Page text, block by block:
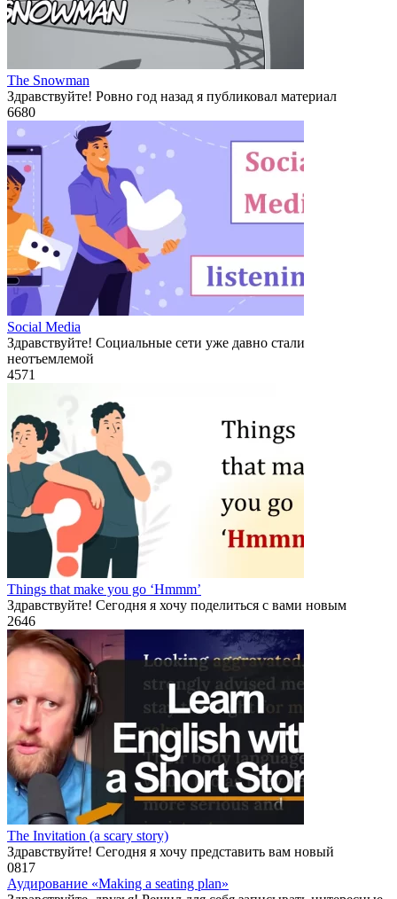
The Snowman
Здравствуйте! Ровно год назад я публиковал материал
6680
Social Media
Здравствуйте! Социальные сети уже давно стали
неотъемлемой
4571
Things that make you go ‘Hmmm’
Здравствуйте! Сегодня я хочу поделиться с вами новым
2646
The Invitation (a scary story)
Здравствуйте! Сегодня я хочу представить вам новый
0817
Аудирование «Making a seating plan»